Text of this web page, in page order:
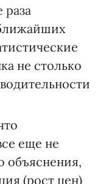
раза
не столько
еще не
объяснения,
(рост цен)